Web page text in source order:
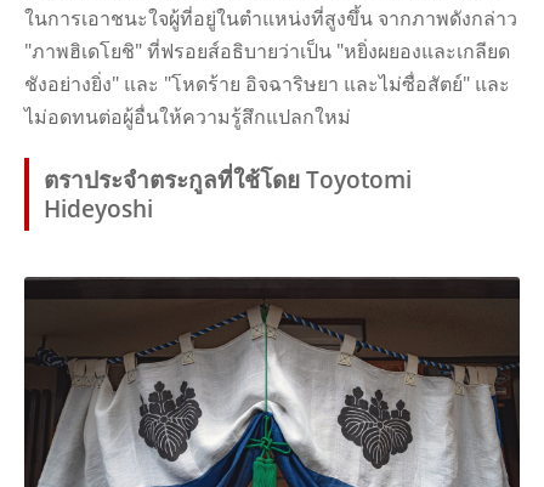
ในการเอาชนะใจผู้ที่อยู่ในตําแหน่งที่สูงขึ้น จากภาพดังกล่าว
"ภาพฮิเดโยชิ" ที่ฟรอยส์อธิบายว่าเป็น "หยิ่งผยองและเกลียด
ชังอย่างยิ่ง" และ "โหดร้าย อิจฉาริษยา และไม่ซื่อสัตย์" และ
ไม่อดทนต่อผู้อื่นให้ความรู้สึกแปลกใหม่
ตราประจําตระกูลที่ใช้โดย Toyotomi
Hideyoshi